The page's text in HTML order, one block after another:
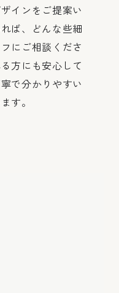
インをご提案い
ば、どんな些細
にご相談くださ
方にも安心して
で分かりやすい
す。